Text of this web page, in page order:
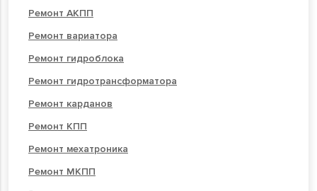
Ремонт АКПП
Ремонт вариатора
Ремонт гидроблока
Ремонт гидротрансформатора
Ремонт карданов
Ремонт КПП
Ремонт мехатроника
Ремонт МКПП